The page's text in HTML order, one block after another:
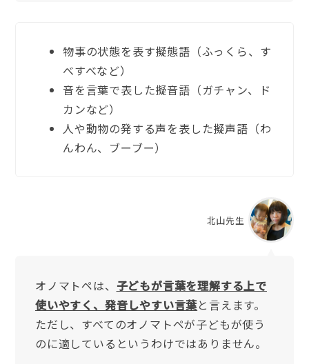
物事の状態を表す擬態語（ふっくら、す
べすべなど）
音を言葉で表した擬音語（ガチャン、ド
カンなど）
人や動物の発する声を表した擬声語（わ
んわん、ブーブー）
北山先生
オノマトペは、 子どもが言葉を理解する上で
使いやすく、発音しやすい言葉と言えます。
ただし、すべてのオノマトペが子どもが使う
のに適しているというわけではありません。